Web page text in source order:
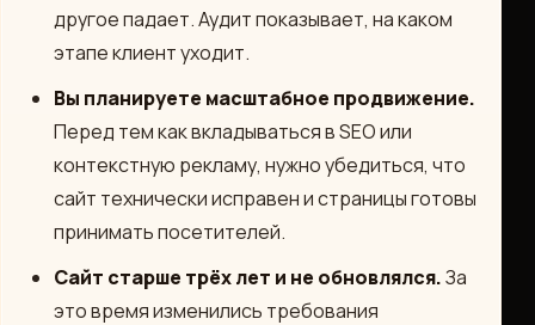
другое падает. Аудит показывает, на каком
этапе клиент уходит.
Вы планируете масштабное продвижение.
Перед тем как вкладываться в SEO или
контекстную рекламу, нужно убедиться, что
сайт технически исправен и страницы готовы
принимать посетителей.
Сайт старше трёх лет и не обновлялся.За
это время изменились требования